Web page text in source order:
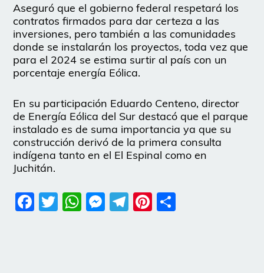
Aseguró que el gobierno federal respetará los
contratos firmados para dar certeza a las
inversiones, pero también a las comunidades
donde se instalarán los proyectos, toda vez que
para el 2024 se estima surtir al país con un
porcentaje energía Eólica.
En su participación Eduardo Centeno, director
de Energía Eólica del Sur destacó que el parque
instalado es de suma importancia ya que su
construcción derivó de la primera consulta
indígena tanto en el El Espinal como en
Juchitán.
Facebook
Twitter
WhatsApp
Messenger
Telegram
Pinterest